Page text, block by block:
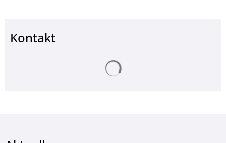
Kontakt